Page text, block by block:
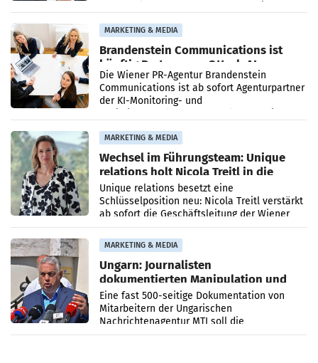
MARKETING & MEDIA
Brandenstein Communications ist
künftig Partner von OtterlyAI
Die Wiener PR-Agentur Brandenstein
Communications ist ab sofort Agenturpartner
der KI-Monitoring- und
MARKETING & MEDIA
Wechsel im Führungsteam: Unique
relations holt Nicola Treitl in die
Geschäftsleitung
Unique relations besetzt eine
Schlüsselposition neu: Nicola Treitl verstärkt
ab sofort die Geschäftsleitung der Wiener
PR-Agentur an der Seite von Josef Kalina und
Anna Kalina-Mahr.
MARKETING & MEDIA
Ungarn: Journalisten
dokumentierten Manipulation und
Zensur
Eine fast 500-seitige Dokumentation von
Mitarbeitern der Ungarischen
Nachrichtenagentur MTI soll die
systematische Nachrichten-Manipulation und